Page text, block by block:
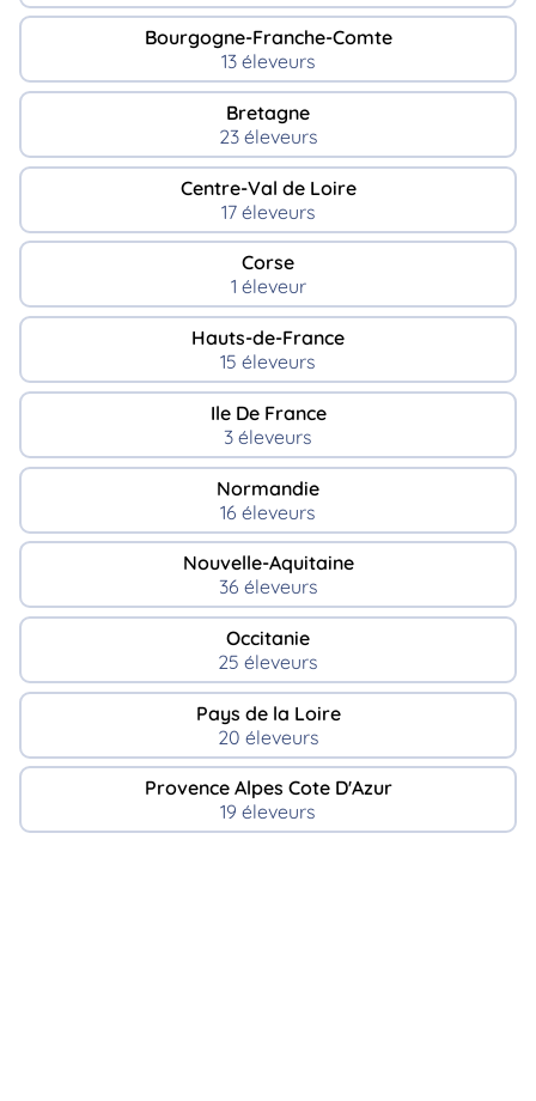
Bourgogne-Franche-Comte
13 éleveurs
Bretagne
23 éleveurs
Centre-Val de Loire
17 éleveurs
Corse
1 éleveur
Hauts-de-France
15 éleveurs
Ile De France
3 éleveurs
Normandie
16 éleveurs
Nouvelle-Aquitaine
36 éleveurs
Occitanie
25 éleveurs
Pays de la Loire
20 éleveurs
Provence Alpes Cote D'Azur
19 éleveurs